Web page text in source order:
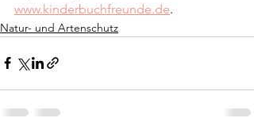
www.kinderbuchfreunde.de.
Natur- und Artenschutz